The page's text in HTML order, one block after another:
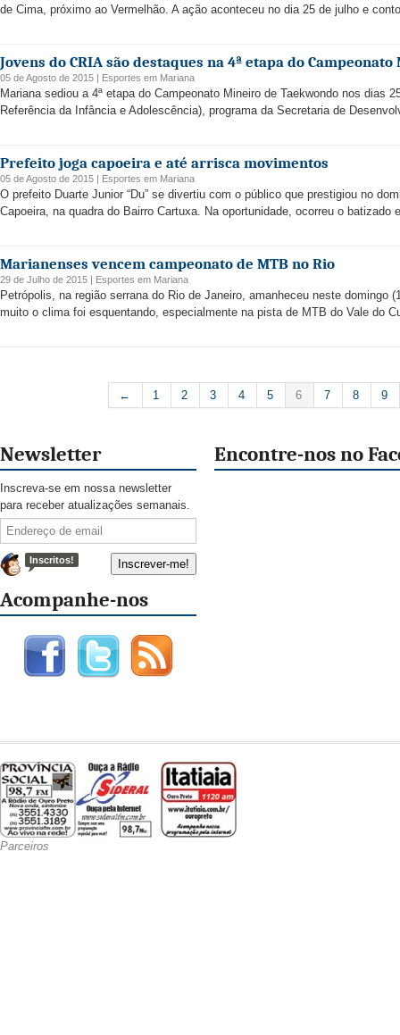
de Cima, próximo ao Vermelhão. A ação aconteceu no dia 25 de julho e
Jovens do CRIA são destaques na 4ª etapa do
05 de Agosto de 2015 | Esportes em Mariana
Mariana sediou a 4ª etapa do Campeonato Mineiro de Taekwondo nos dias
Referência da Infância e Adolescência), programa da Secretaria de
Prefeito joga capoeira e até arrisca movimentos
05 de Agosto de 2015 | Esportes em Mariana
O prefeito Duarte Junior “Du” se divertiu com o público que prestigiou no
Capoeira, na quadra do Bairro Cartuxa. Na oportunidade, ocorreu o batizado
Marianenses vencem campeonato de MTB no Rio
29 de Julho de 2015 | Esportes em Mariana
Petrópolis, na região serrana do Rio de Janeiro, amanheceu neste domingo
muito o clima foi esquentando, especialmente na pista de MTB do Vale do
← 1 2 3 4 5 6 7 8 9
Newsletter
Inscreva-se em nossa newsletter
para receber atualizações semanais.
Inscritos!
Acompanhe-nos
Encontre-nos no
Parceiros